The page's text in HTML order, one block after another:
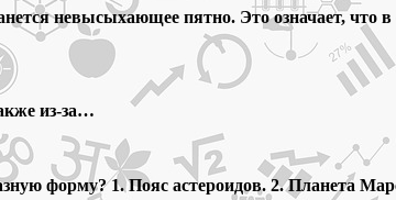
невысыхающее пятно. Это означает, что
из-за…
форму? 1. Пояс астероидов. 2. Планета